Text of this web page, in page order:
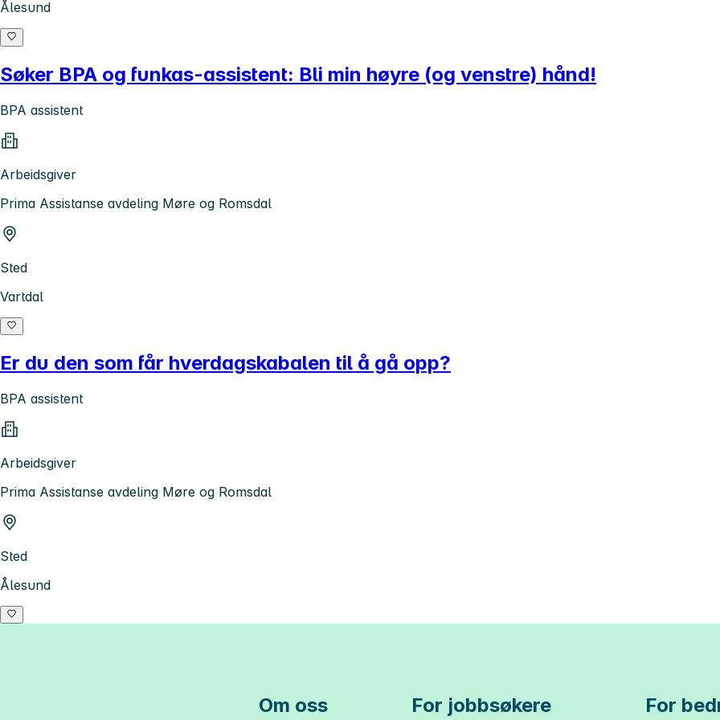
Ålesund
Søker BPA og funkas-assistent: Bli min høyre (og venstre) hånd!
BPA assistent
Arbeidsgiver
Prima Assistanse avdeling Møre og Romsdal
Sted
Vartdal
Er du den som får hverdagskabalen til å gå opp?
BPA assistent
Arbeidsgiver
Prima Assistanse avdeling Møre og Romsdal
Sted
Ålesund
Om oss For jobbsøkere For